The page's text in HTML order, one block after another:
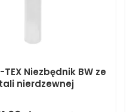
TEX Niezbędnik BW ze
nierdzewnej